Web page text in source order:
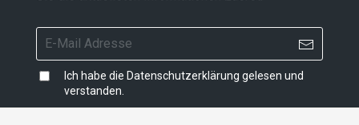
Ich habe die Datenschutzerklärung gelesen und
verstanden.